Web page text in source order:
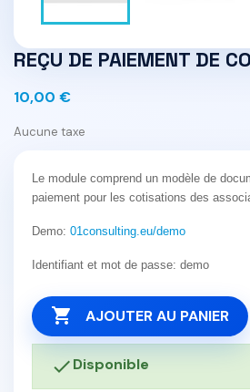
REÇU DE PAIEMENT DE
10,00 €
Aucune taxe
Le module comprend un modèle de
paiement pour les cotisations des
Demo: 01consulting.eu/demo
Identifiant et mot de passe: demo
 AJOUTER AU PANIER
Disponible